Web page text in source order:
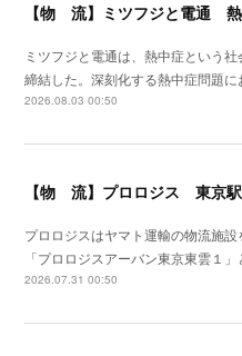
ミツフジと電通は、熱中症という
締結した。深刻化する熱中症問題
2026.08.03 00:50
プロロジスはヤマト運輸の物流施
「プロロジスアーバン東京東雲１
2026.07.31 00:50